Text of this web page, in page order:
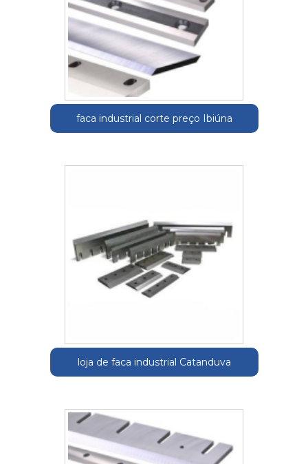
faca industrial corte preço Ibiúna
loja de faca industrial Catanduva